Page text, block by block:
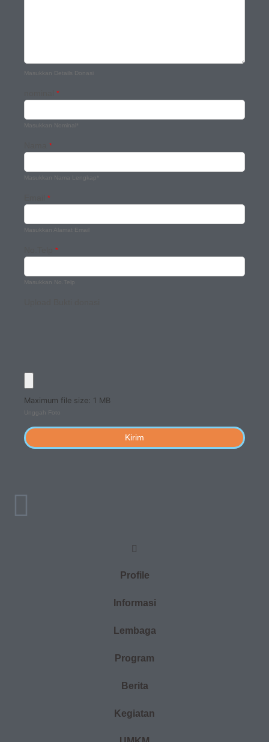
Masukkan Details Donasi
*
Masukkan Nominal*
*
Masukkan Nama Lengkap*
*
Masukkan Alamat Email
*
Masukkan No.Telp
Maximum file size: 1 MB
Unggah Foto
Kirim
Profile
Informasi
Lembaga
Program
Berita
Kegiatan